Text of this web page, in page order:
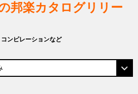
邦楽カタログリリー
ンピレーションなど